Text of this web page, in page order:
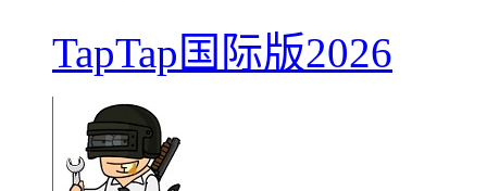
TapTap国际版2026